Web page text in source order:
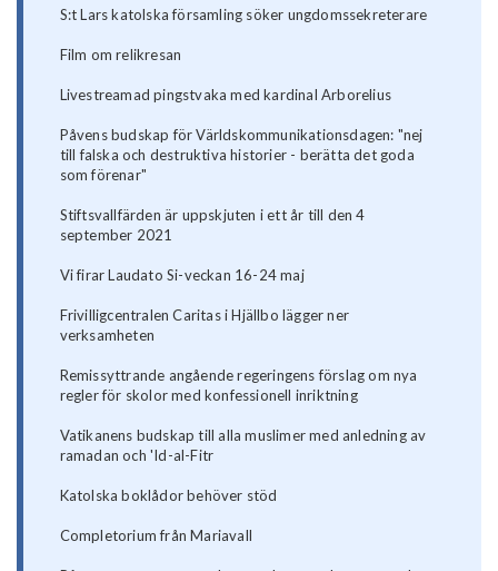
S:t Lars katolska församling söker ungdomssekreterare
Film om relikresan
Livestreamad pingstvaka med kardinal Arborelius
Påvens budskap för Världskommunikationsdagen: "nej
till falska och destruktiva historier - berätta det goda
som förenar"
Stiftsvallfärden är uppskjuten i ett år till den 4
september 2021
Vi firar Laudato Si-veckan 16-24 maj
Frivilligcentralen Caritas i Hjällbo lägger ner
verksamheten
Remissyttrande angående regeringens förslag om nya
regler för skolor med konfessionell inriktning
Vatikanens budskap till alla muslimer med anledning av
ramadan och 'Id-al-Fitr
Katolska boklådor behöver stöd
Completorium från Mariavall